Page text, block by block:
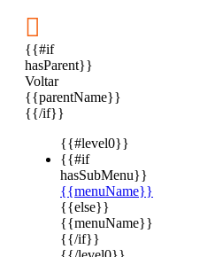

{{#if
hasParent}}
Voltar
{{parentName}}
{{/if}}
{{#level0}}
{{#if
hasSubMenu}}
{{menuName}}
{{else}}
{{menuName}}
{{/if}}